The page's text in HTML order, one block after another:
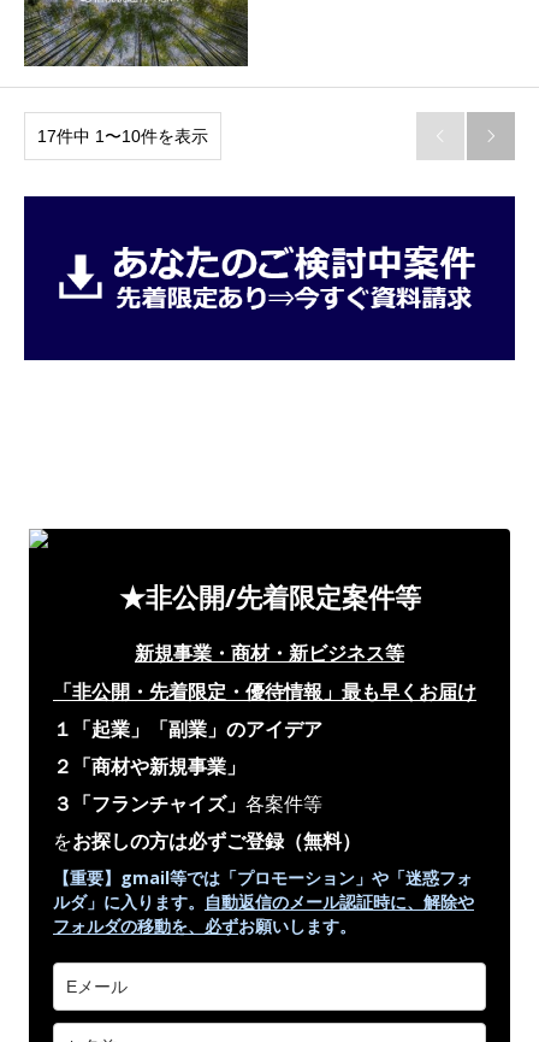
17件中 1〜10件を表示  
★非公開/先着限定案件等
新規事業・商材・新ビジネス等
「非公開・先着限定・優待情報」 最も早くお届け
１「起業」「副業」のアイデア
２「商材や新規事業」
３「フランチャイズ」 各案件等
をお探しの方は必ずご登録（無料）
【重要】gmail等では「プロモーション」や 「迷惑フォ
ルダ」 に入ります。 自動返信のメール認証時に、解除や
フォルダの移動を、 必ずお願いします。